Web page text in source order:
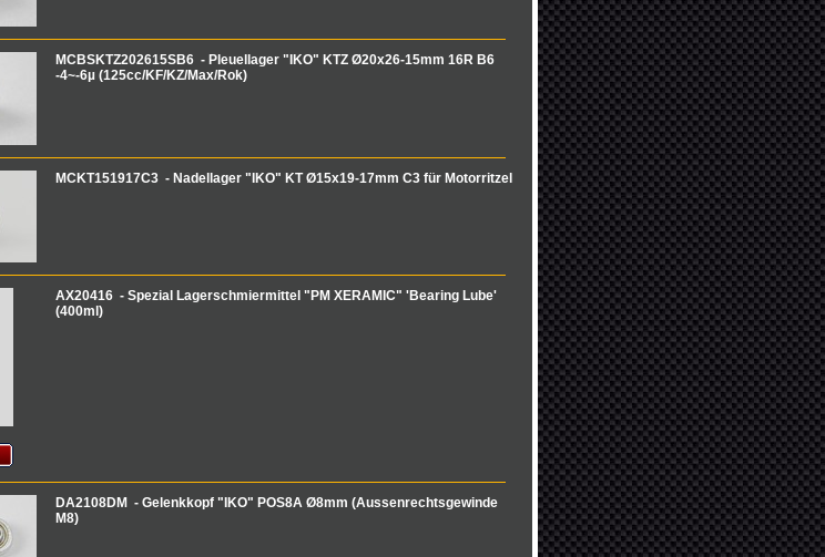
MCBSKTZ202615SB6 - Pleuellager "IKO" KTZ Ø20x26-15mm 16R B6
-4~-6µ (125cc/KF/KZ/Max/Rok)
MCKT151917C3 - Nadellager "IKO" KT Ø15x19-17mm C3 für Motorritzel
AX20416 - Spezial Lagerschmiermittel "PM XERAMIC" 'Bearing Lube'
(400ml)
DA2108DM - Gelenkkopf "IKO" POS8A Ø8mm (Aussenrechtsgewinde
M8)